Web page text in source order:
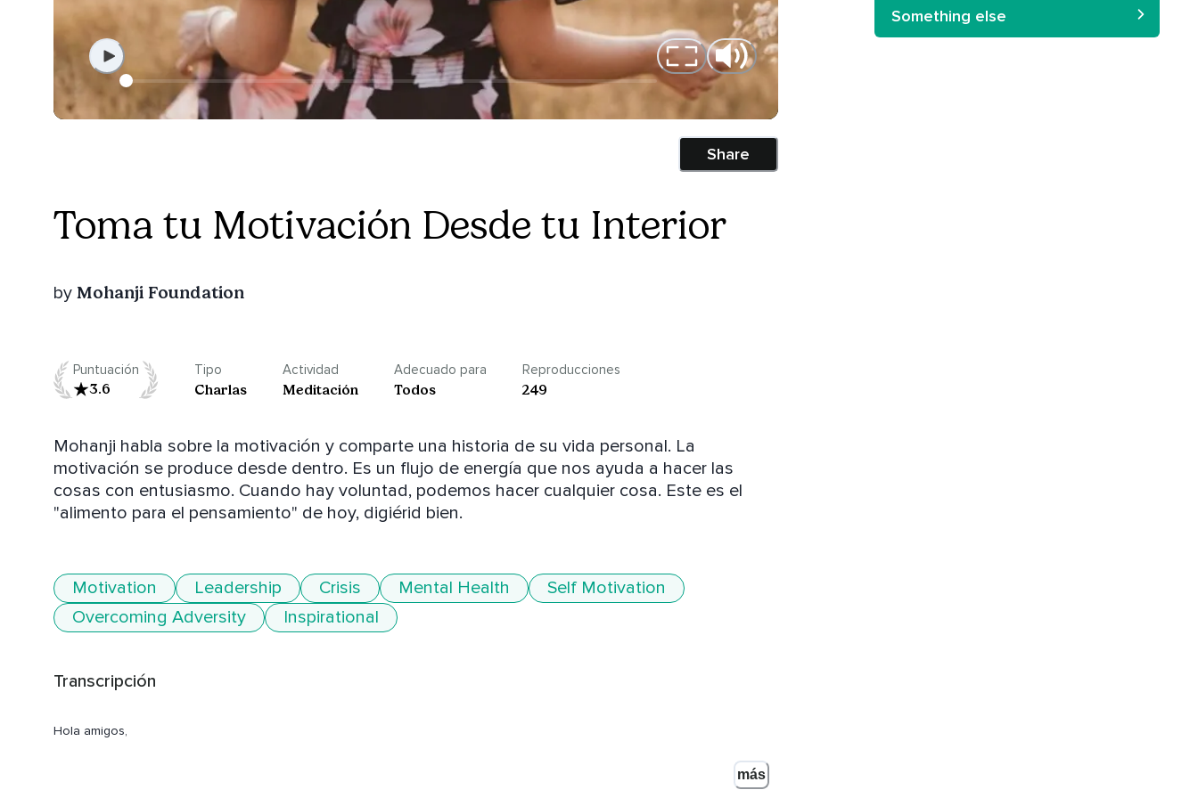
Share
Toma tu Motivación Desde tu Interior
by Mohanji Foundation
Puntuación
3.6
Tipo
Charlas
Actividad
Meditación
Adecuado para
Todos
Reproducciones
249
Mohanji habla sobre la motivación y comparte una historia de su vida personal. La
motivación se produce desde dentro. Es un flujo de energía que nos ayuda a hacer las
cosas con entusiasmo. Cuando hay voluntad, podemos hacer cualquier cosa. Este es el
"alimento para el pensamiento" de hoy, digiérid bien.
Motivation Leadership Crisis Mental Health
Self Motivation
Overcoming Adversity
Inspirational
Transcripción
Hola amigos,
más
Something else